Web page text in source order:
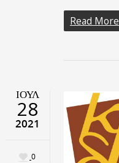
Read More
ΙΟΎΛ
28
2021
0